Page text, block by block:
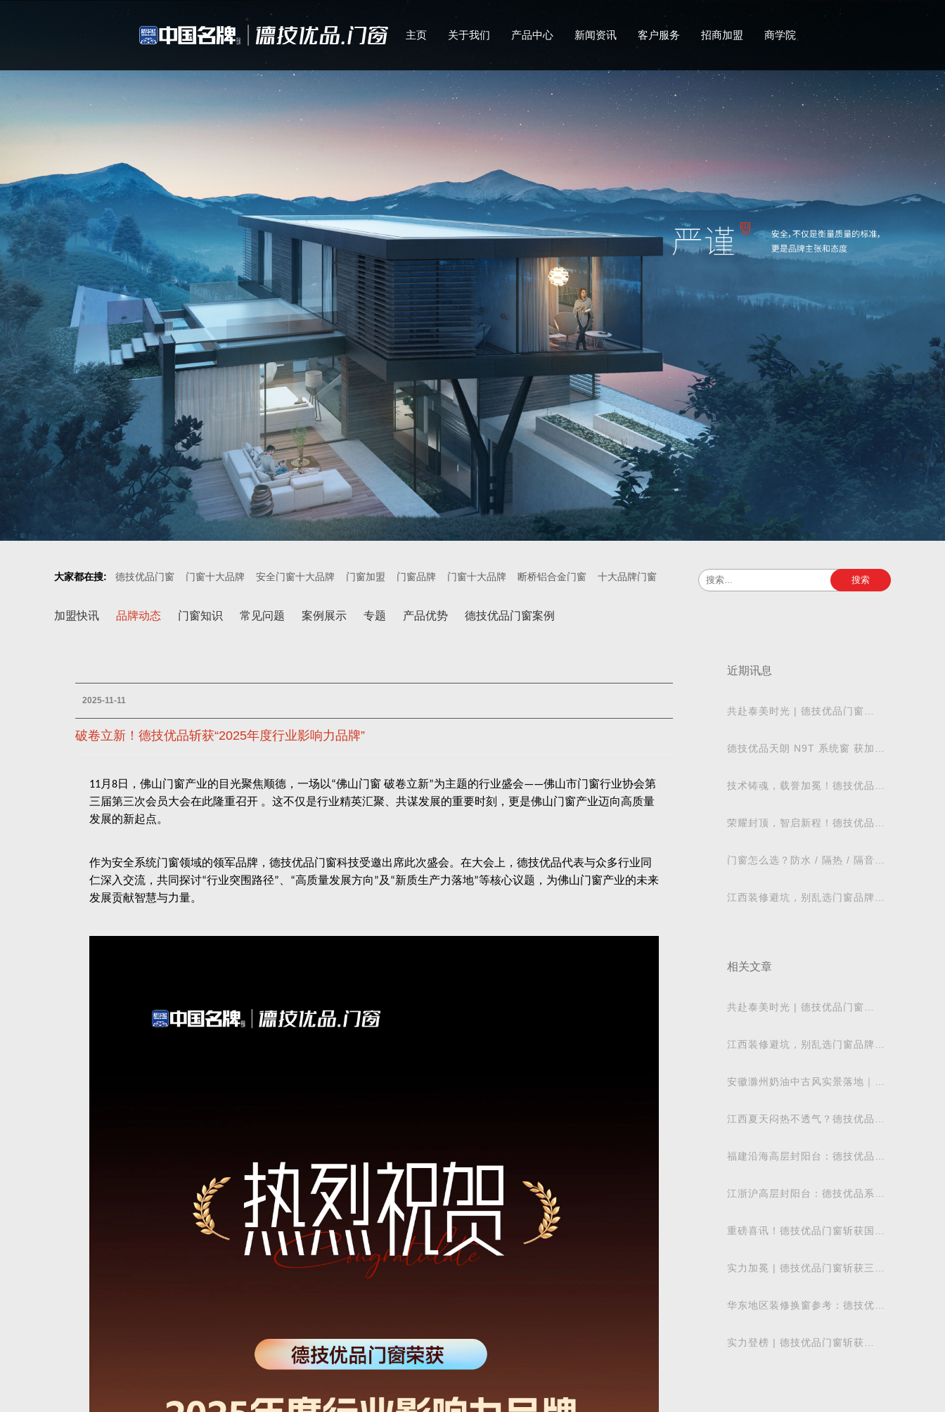
主页 关于我们 产品中心 新闻资讯 客户服务 招商加盟 商学院
大家都在搜: 德技优品门窗 门窗十大品牌 安全门窗十大品牌 门窗加盟 门窗品牌 门窗十大品牌 断桥铝合金门窗 十大品牌门窗 搜索
加盟快讯 品牌动态 门窗知识 常见问题 案例展示 专题 产品优势 德技优品门窗案例
2025-11-11
破卷立新！德技优品斩获“2025年度行业影响力品牌”
11月 8日，佛山门窗产业的目光聚焦顺德，一场以“佛山门窗 破卷立新”为主题的行业盛会——佛山市门窗行业协会第
三届第三次会员大会在此隆重召开 。这不仅是行业精英汇聚、共谋发展的重要时刻，更是佛山门窗产业迈向高质量
发展的新起点。
作为安全系统门窗领域的领军品牌，德技优品门窗科技受邀出席此次盛会。在大会上，德技优品代表与众多行业同
仁深入交流，共同探讨“行业突围路径” “高质量发展方向”及 “新质生产力落地”等核心议题，为佛山门窗产业的未来
发展贡献智慧与力量。
近期讯息
共赴泰美时光 | 德技优品门窗
德技优品天朗 N9T 系统窗 获加拿
技术铸魂，载誉加冕！德技优品门
荣耀封顶，智启新程！德技优品门
标杆
门窗怎么选？防水 / 隔热 / 隔音需
业
江西装修避坑，别乱选门窗品牌，
相关文章
共赴泰美时光 | 德技优品门窗
江西装修避坑，别乱选门窗品牌，
安徽滁州奶油中古风实景落地｜德
江西夏天闷热不透气？德技优品微
福建沿海高层封阳台：德技优品安
江浙沪高层封阳台：德技优品系统
重磅喜讯！德技优品门窗斩获国际
实力加冕 | 德技优品门窗斩获三项
质量发展
华东地区装修换窗参考：德技优品
实力登榜 | 德技优品门窗斩获